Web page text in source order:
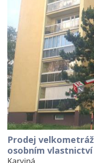
Prodej
osobním